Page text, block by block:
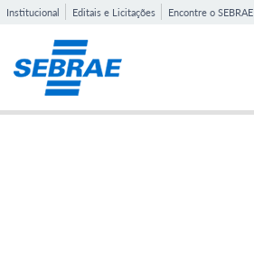
Institucional Editais e Licitações Encontre o SEBRAE